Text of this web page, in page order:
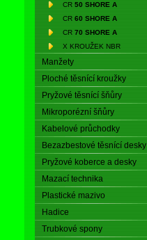
CR 50 SHORE A
CR 60 SHORE A
CR 70 SHORE A
X KROUŽEK NBR
Manžety
Ploché těsnící kroužky
Pryžové těsnící šňůry
Mikroporézní šňůry
Kabelové průchodky
Bezazbestové těsnící desky
Pryžové koberce a desky
Mazací technika
Plastické mazivo
Hadice
Trubkové spony